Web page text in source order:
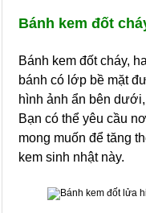
Bánh kem đốt
Bánh kem đốt cháy,
bánh có lớp bề mặt
hình ảnh ẩn bên
Bạn có thể yêu cầu
mong muốn để tăng
kem sinh nhật này.